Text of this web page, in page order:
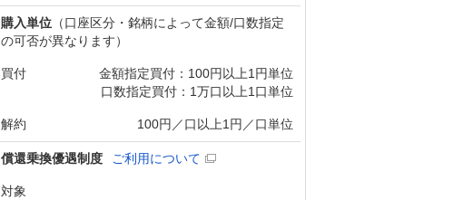
購入単位 （口座区分・銘柄によって金額/口数指定
の可否が異なります）
買付
金額指定買付：100円以上1円単位
口数指定買付：1万口以上1口単位
解約 100円／口以上1円／口単位
償還乗換優遇制度 ご利用について
対象